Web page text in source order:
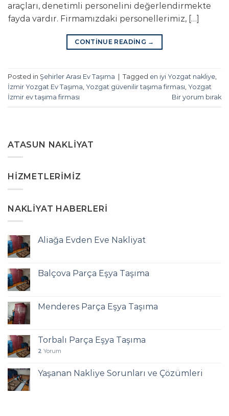
araçları, denetimli personelini değerlendirmekte
fayda vardır. Firmamızdaki personellerimiz, […]
CONTINUE READING →
Posted in Şehirler Arası Ev Taşıma Tagged en iyi Yozgat nakliye
İzmir Yozgat Ev Taşıma Yozgat güvenilir taşıma firması Yozgat
İzmir ev taşıma firması
Bir yorum bırak
ATASUN NAKLIYAT
HIZMETLERIMIZ
NAKLIYAT HABERLERI
Aliağa Evden Eve Nakliyat
Balçova Parça Eşya Taşıma
Menderes Parça Eşya Taşıma
Torbalı Parça Eşya Taşıma
2 Yorum
Yaşanan Nakliye Sorunları ve Çözümleri